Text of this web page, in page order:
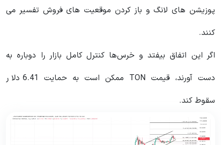
پوزیشن های لانگ و باز کردن موقعیت های فروش تفسیر می
کنند.
اگر این اتفاق بیفتد و خرس‌ها کنترل کامل بازار را دوباره به
دست آورند، قیمت TON ممکن است به حمایت 6.41 دلار
سقوط کند.